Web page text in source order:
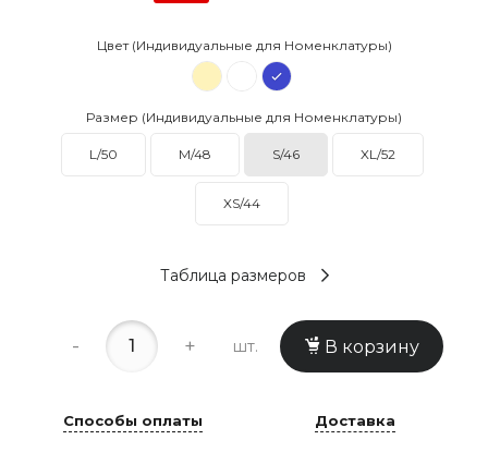
Цвет (Индивидуальные для Номенклатуры)
Размер (Индивидуальные для Номенклатуры)
L/50 M/48 S/46 XL/52
XS/44
Таблица размеров
- + шт. В корзину
Способы оплаты Доставка